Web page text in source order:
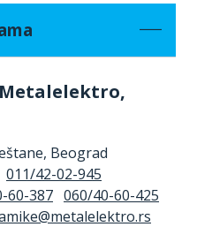
Beograd
011/42-02-945
60-387 060/40-60-425